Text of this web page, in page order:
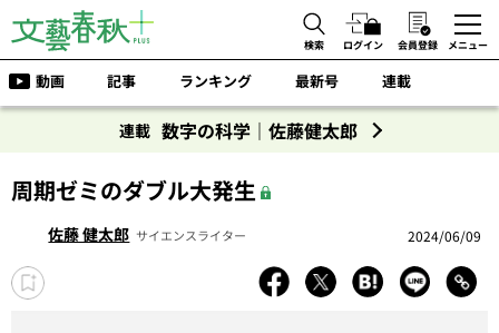
検索 ログイン 会員登録 メニュー
動画 記事 ランキング 最新号 連載
連載 数字の科学｜佐藤健太郎
周期ゼミのダブル大発生
佐藤 健太郎 サイエンスライター 2024/06/09